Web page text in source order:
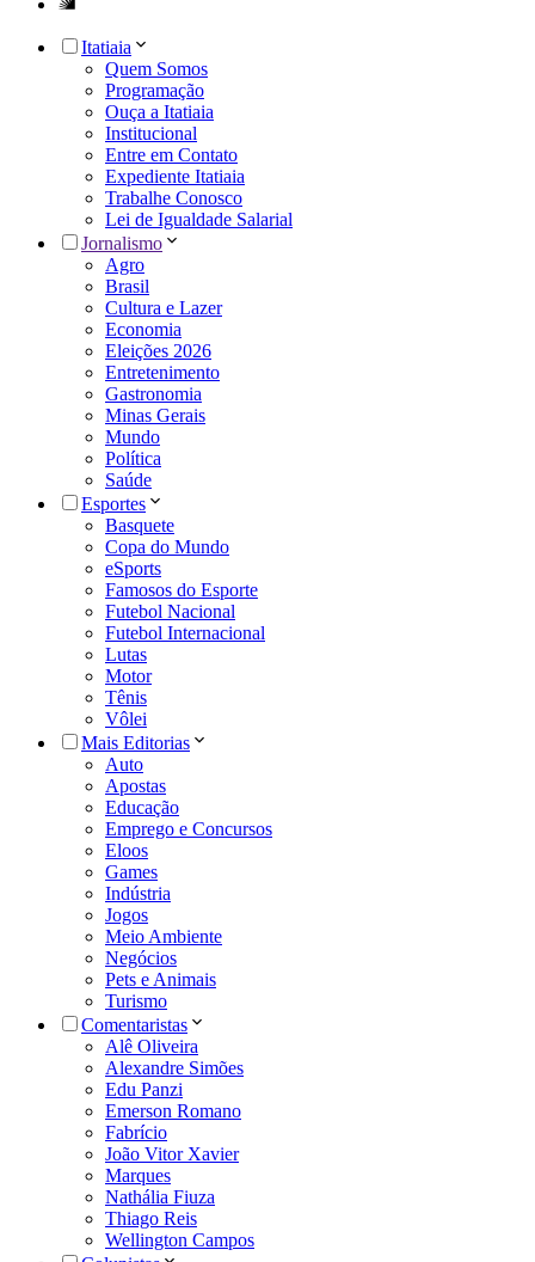
Itatiaia
Quem Somos
Programação
Ouça a Itatiaia
Institucional
Entre em Contato
Expediente Itatiaia
Trabalhe Conosco
Lei de Igualdade Salarial
Jornalismo
Agro
Brasil
Cultura e Lazer
Economia
Eleições 2026
Entretenimento
Gastronomia
Minas Gerais
Mundo
Política
Saúde
Esportes
Basquete
Copa do Mundo
eSports
Famosos do Esporte
Futebol Nacional
Futebol Internacional
Lutas
Motor
Tênis
Vôlei
Mais Editorias
Auto
Apostas
Educação
Emprego e Concursos
Eloos
Games
Indústria
Jogos
Meio Ambiente
Negócios
Pets e Animais
Turismo
Comentaristas
Alê Oliveira
Alexandre Simões
Edu Panzi
Emerson Romano
Fabrício
João Vitor Xavier
Marques
Nathália Fiuza
Thiago Reis
Wellington Campos